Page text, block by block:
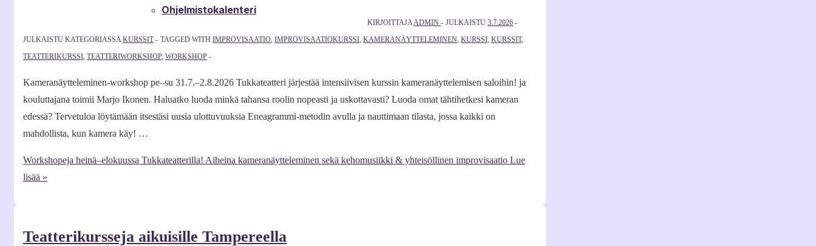
Ohjelmistokalenteri
KIRJOITTAJAADMIN JULKAISTU 3.7.2026
JULKAISTU KATEGORIASSAKURSSIT TAGGED WITH IMPROVISAATIO, IMPROVISAATIOKURSSI, KAMERANÄYTTELEMINEN, KURSSI, KURSSIT,
TEATTERIKURSSI, TEATTERIWORKSHOP, WORKSHOP
Kameranäytteleminen-workshop pe–su 31.7.–2.8.2026 Tukkateatteri järjestää intensiivisen kurssin kameranäyttelemisen saloihin! ja
kouluttajana toimii Marjo Ikonen. Haluatko luoda minkä tahansa roolin nopeasti ja uskottavasti? Luoda omat tähtihetkesi kameran
edessä? Tervetuloa löytämään itsestäsi uusia ulottuvuuksia Eneagrammi-metodin avulla ja nauttimaan tilasta, jossa kaikki on
mahdollista, kun kamera käy! …
Workshopeja heinä–elokuussa Tukkateatterilla! Aiheina kameranäytteleminen sekä kehomusiikki & yhteisöllinen improvisaatio Lue
lisää »
Teatterikursseja aikuisille Tampereella